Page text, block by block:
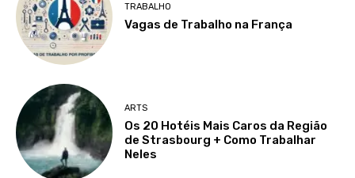
TRABALHO
Vagas de Trabalho na França
ARTS
Os 20 Hotéis Mais Caros da Região
de Strasbourg + Como Trabalhar
Neles